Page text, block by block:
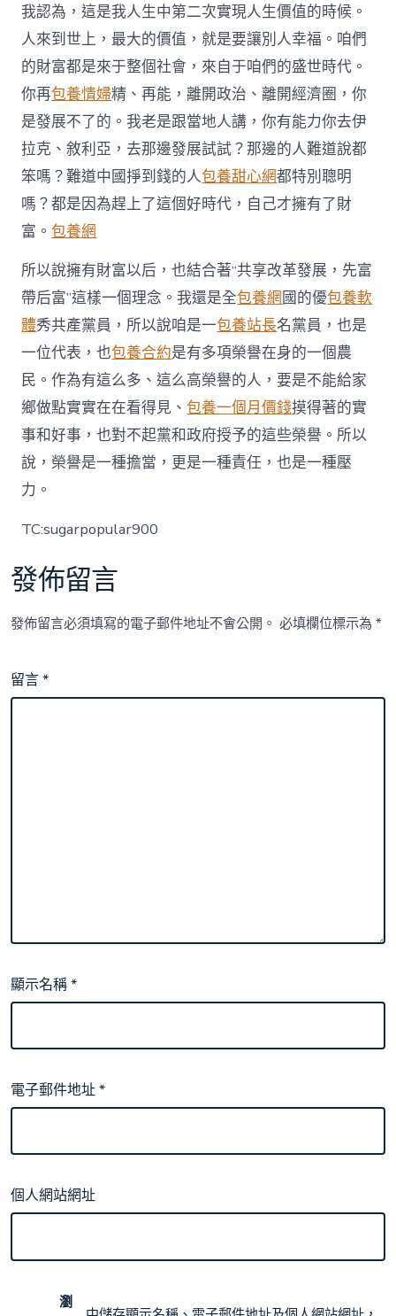
我認為，這是我人生中第二次實現人生價值的時候。
人來到世上，最大的價值，就是要讓別人幸福。咱們
的財富都是來于整個社會，來自于咱們的盛世時代。
你再包養情婦精、再能，離開政治、離開經濟圈，你
是發展不了的。我老是跟當地人講，你有能力你去伊
拉克、敘利亞，去那邊發展試試？那邊的人難道說都
笨嗎？難道中國掙到錢的人包養甜心網都特別聰明
嗎？都是因為趕上了這個好時代，自己才擁有了財
富。包養網
所以說擁有財富以后，也結合著“共享改革發展，先富
帶后富”這樣一個理念。我還是全包養網國的優包養軟
體秀共產黨員，所以說咱是一包養站長名黨員，也是
一位代表，也包養合約是有多項榮譽在身的一個農
民。作為有這么多、這么高榮譽的人，要是不能給家
鄉做點實實在在看得見、包養一個月價錢摸得著的實
事和好事，也對不起黨和政府授予的這些榮譽。所以
說，榮譽是一種擔當，更是一種責任，也是一種壓
力。
TC:sugarpopular900
發佈留言
發佈留言必須填寫的電子郵件地址不會公開。 必填欄位標示為*
留言*
顯示名稱*
電子郵件地址*
個人網站網址
瀏